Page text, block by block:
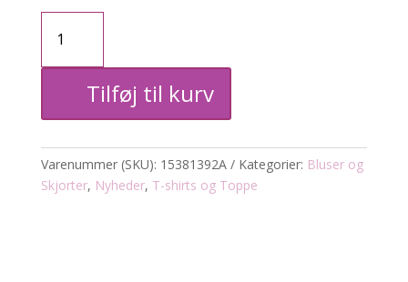
CARbelly
bluse
Tilføj til kurv
Varenummer (SKU): 15381392A Kategorier: Bluser og
Skjorter, Nyheder, T-shirts og Toppe